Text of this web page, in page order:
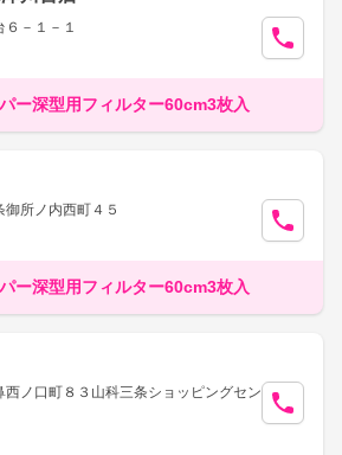
－１－１
ー深型用フィルター60cm3枚入
所ノ内西町４５
ー深型用フィルター60cm3枚入
ノ口町８３山科三条ショッピングセン